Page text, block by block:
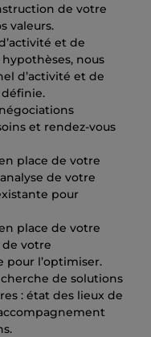
de votre
valeurs.
et de
nous
d’activité et de
et rendez-vous
place de votre
de votre
pour
place de votre
de votre
pour l’optimiser.
de solutions
: état des lieux de